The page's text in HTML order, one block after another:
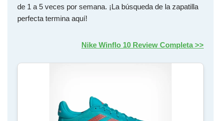
de 1 a 5 veces por semana. ¡La búsqueda de la zapatilla
perfecta termina aquí!
Nike Winflo 10 Review Completa >>